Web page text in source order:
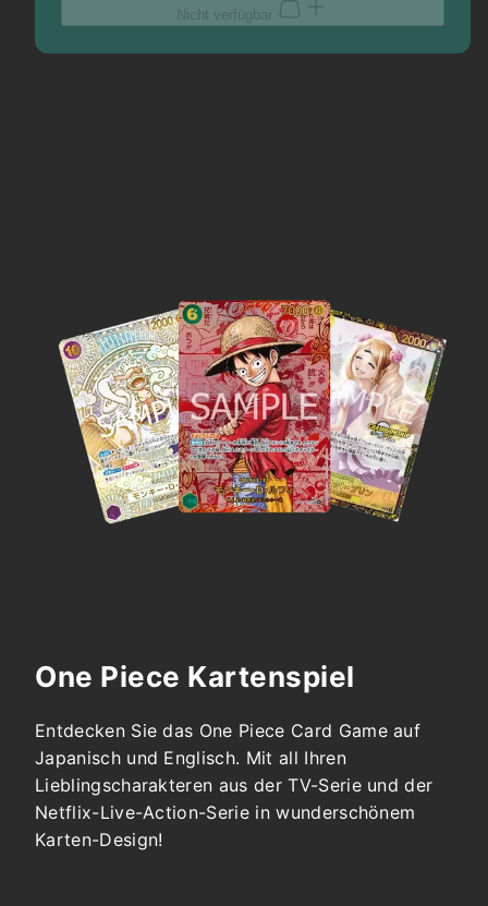
Nicht verfügbar
One Piece Kartenspiel
Entdecken Sie das One Piece Card Game auf
Japanisch und Englisch. Mit all Ihren
Lieblingscharakteren aus der TV-Serie und der
Netflix-Live-Action-Serie in wunderschönem
Karten-Design!